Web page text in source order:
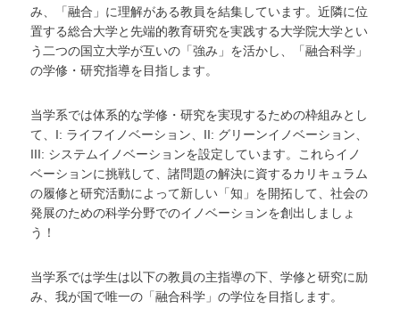
み、「融合」に理解がある教員を結集しています。近隣に位
置する総合大学と先端的教育研究を実践する大学院大学とい
う二つの国立大学が互いの「強み」を活かし、「融合科学」
の学修・研究指導を目指します。
当学系では体系的な学修・研究を実現するための枠組みとし
て、I: ライフイノベーション、II: グリーンイノベーション、
III: システムイノベーションを設定しています。これらイノ
ベーションに挑戦して、諸問題の解決に資するカリキュラム
の履修と研究活動によって新しい「知」を開拓して、社会の
発展のための科学分野でのイノベーションを創出しましょ
う！
当学系では学生は以下の教員の主指導の下、学修と研究に励
み、我が国で唯一の「融合科学」の学位を目指します。